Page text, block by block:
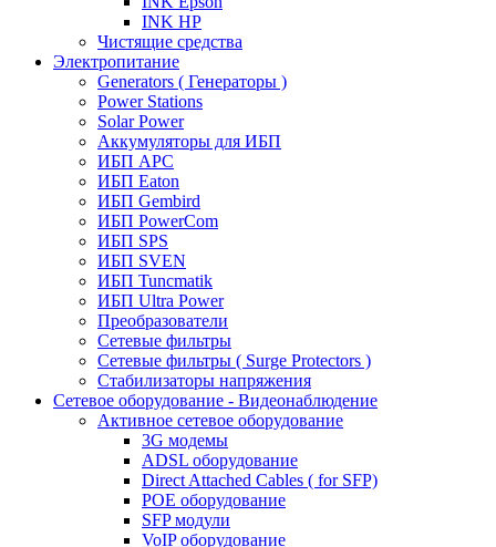
INK HP
Чистящие средства
Электропитание
Generators ( Генераторы )
Power Stations
Solar Power
Аккумуляторы для ИБП
ИБП APC
ИБП Eaton
ИБП Gembird
ИБП PowerCom
ИБП SPS
ИБП SVEN
ИБП Tuncmatik
ИБП Ultra Power
Преобразователи
Сетевые фильтры
Сетевые фильтры ( Surge Protectors )
Стабилизаторы напряжения
Сетевое оборудование - Видеонаблюдение
Активное сетевое оборудование
3G модемы
ADSL оборудование
Direct Attached Cables ( for SFP)
POE оборудование
SFP модули
VoIP оборудование